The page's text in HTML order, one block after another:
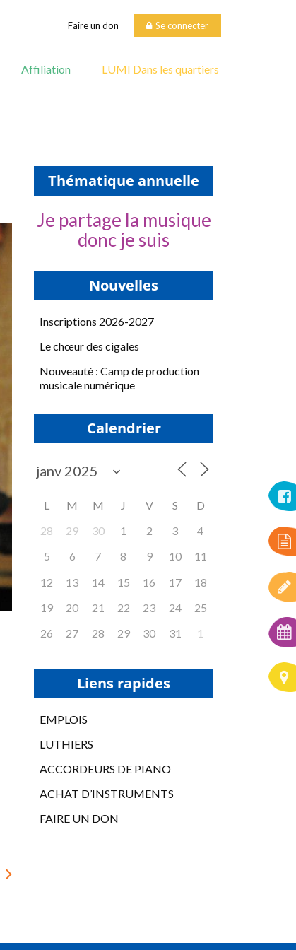
Faire un don Se connecter
Affiliation LUMI Dans les quartiers
Thématique annuelle
Je partage la musique
donc je suis
Nouvelles
Inscriptions 2026-2027
Le chœur des cigales
Nouveauté : Camp de production
musicale numérique
Calendrier
L M M J V S
D
28
29 30 1 2 3
4
5
6 7 8 9 10
11
12
13 14 15 16 17
18
19
20 21 22 23 24
25
26
27 28 29 30 31 1
Liens rapides
EMPLOIS
LUTHIERS
ACCORDEURS DE PIANO
ACHAT D’INSTRUMENTS
FAIRE UN DON